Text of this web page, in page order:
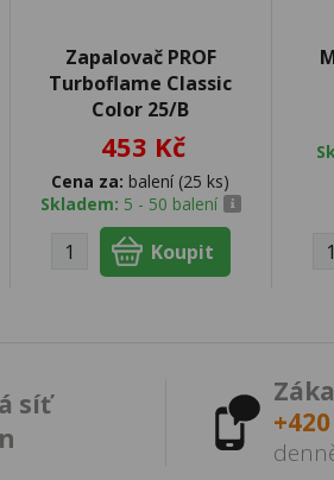
Zapalovač PROF
Turboflame Classic
Color 25/B
453 Kč
Cena za: balení (25 ks)
Skladem: 5 - 50 balení
síť